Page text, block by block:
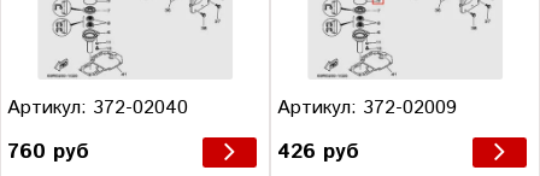
Артикул: 372-02040
760 руб
Артикул: 372-02009
426 руб